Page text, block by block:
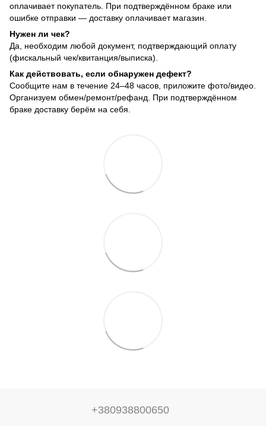
оплачивает покупатель. При подтверждённом браке или
ошибке отправки — доставку оплачивает магазин.
Нужен ли чек?
Да, необходим любой документ, подтверждающий оплату
(фискальный чек/квитанция/выписка).
Как действовать, если обнаружен дефект?
Сообщите нам в течение 24–48 часов, приложите фото/видео.
Организуем обмен/ремонт/рефанд. При подтверждённом
браке доставку берём на себя.
+380938800650